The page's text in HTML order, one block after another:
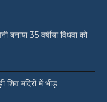
35 वर्षीया विधवा को
शिव मंदिरों में भीड़